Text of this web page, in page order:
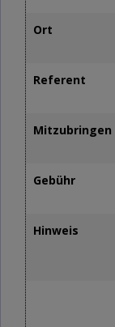
Ort
Referent
Mitzubringen
Gebühr
Hinweis